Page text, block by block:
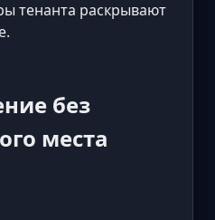
тенанта раскрывают
без
места